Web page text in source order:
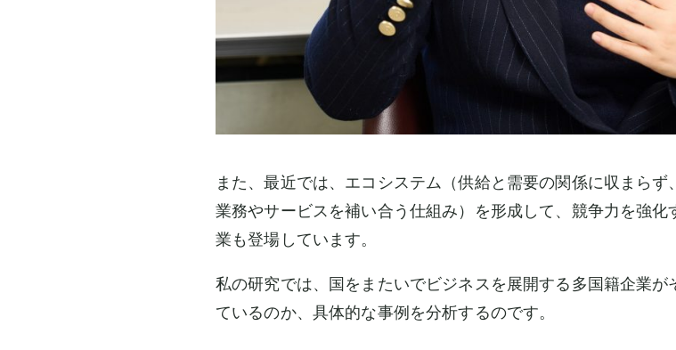
また、最近では、エコシステム（供給と需要の関係に収まら
業務やサービスを補い合う仕組み）を形成して、競争力を強
業も登場しています。
私の研究では、国をまたいでビジネスを展開する多国籍企業
ているのか、具体的な事例を分析するのです。